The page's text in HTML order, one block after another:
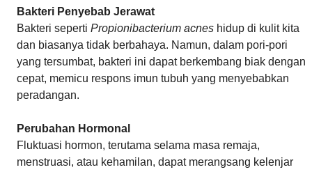
Bakteri Penyebab Jerawat
Bakteri seperti Propionibacterium acnes hidup di kulit kita
dan biasanya tidak berbahaya. Namun, dalam pori-pori
yang tersumbat, bakteri ini dapat berkembang biak dengan
cepat, memicu respons imun tubuh yang menyebabkan
peradangan.
Perubahan Hormonal
Fluktuasi hormon, terutama selama masa remaja,
menstruasi, atau kehamilan, dapat merangsang kelenjar